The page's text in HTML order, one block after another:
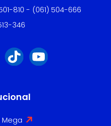
810 - (061) 504-666
346